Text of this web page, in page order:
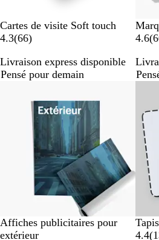
Cartes de visite Soft touch
4.3(66a
i
s
)
Livraison express disponible
Pensé pour demain
4.6(
Affiches publicitaires pour
extérieur
B
l4.4(